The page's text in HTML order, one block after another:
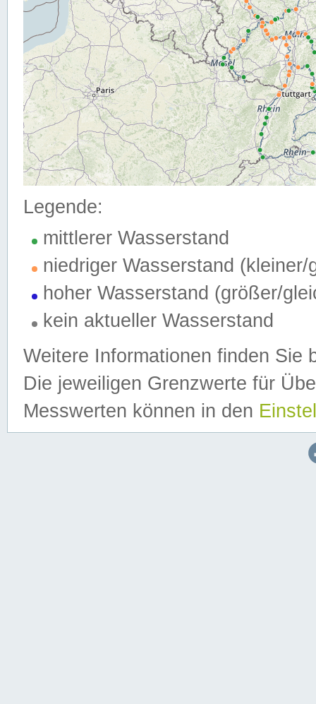
Legende:
mittlerer Wasserstand
niedriger Wasserstand (kleiner/
hoher Wasserstand (größer/
kein aktueller Wasserstand
Weitere Informationen finden Sie
Die jeweiligen Grenzwerte für
Messwerten können in den